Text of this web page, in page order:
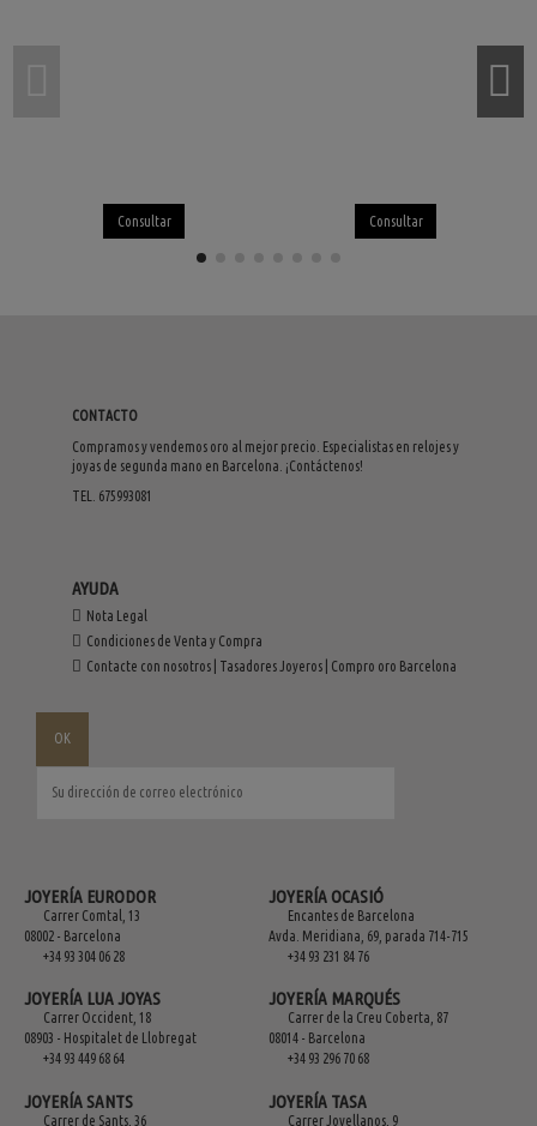
Consultar Consultar
CONTACTO
Compramos y vendemos oro al mejor precio. Especialistas en relojes y
joyas de segunda mano en Barcelona. ¡Contáctenos!
TEL. 675993081
AYUDA
Nota Legal
Condiciones de Venta y Compra
Contacte con nosotros | Tasadores Joyeros | Compro oro Barcelona
JOYERÍA EURODOR
Carrer Comtal, 13
08002 - Barcelona
+34 93 304 06 28
JOYERÍA LUA JOYAS
Carrer Occident, 18
08903 - Hospitalet de Llobregat
+34 93 449 68 64
JOYERÍA SANTS
Carrer de Sants, 36
JOYERÍA OCASIÓ
Encantes de Barcelona
Avda. Meridiana, 69, parada 714-715
+34 93 231 84 76
JOYERÍA MARQUÉS
Carrer de la Creu Coberta, 87
08014 - Barcelona
+34 93 296 70 68
JOYERÍA TASA
Carrer Jovellanos, 9